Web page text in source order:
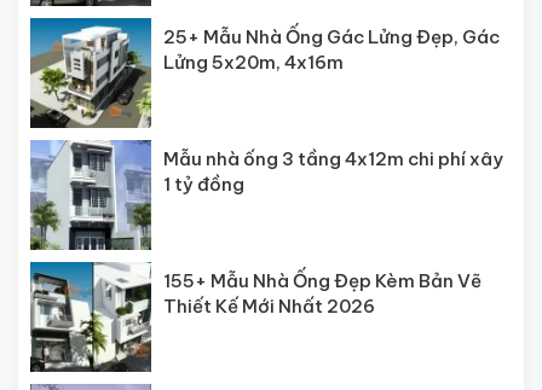
25+ Mẫu Nhà Ống Gác Lửng Đẹp, Gác
Lửng 5x20m, 4x16m
Mẫu nhà ống 3 tầng 4x12m chi phí xây
1 tỷ đồng
155+ Mẫu Nhà Ống Đẹp Kèm Bản Vẽ
Thiết Kế Mới Nhất 2026